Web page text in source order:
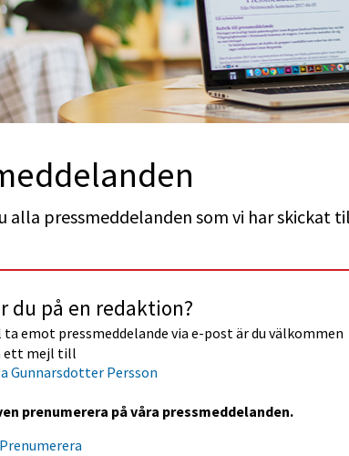
alla pressmeddelanden som vi har skickat
du på en redaktion?
ta emot pressmeddelande via e-post är du välkommen
ett mejl till
Gunnarsdotter Persson
prenumerera på våra pressmeddelanden.